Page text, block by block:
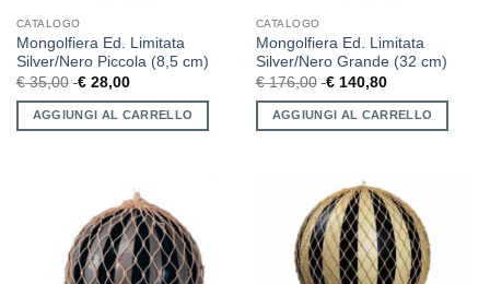
CATALOGO
Mongolfiera Ed. Limitata
Silver/Nero Piccola (8,5 cm)
€35,00 €28,00
AGGIUNGI AL CARRELLO
CATALOGO
Mongolfiera Ed. Limitata
Silver/Nero Grande (32 cm)
€176,00 €140,80
AGGIUNGI AL CARRELLO